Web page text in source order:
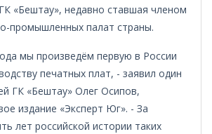
«Бештау», недавно ставшая членом
промышленных палат страны.
мы произведём первую в России
печатных плат, - заявил один
ГК «Бештау» Олег Осипов,
издание «Эксперт Юг». - За
лет российской истории таких